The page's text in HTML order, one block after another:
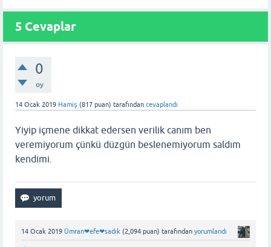
5 Cevaplar
0
oy
14 Ocak 2019 Hamiş (817 puan) tarafından cevaplandı
Yiyip içmene dikkat edersen verilik canım ben
veremiyorum çünkü düzgün beslenemiyorum saldım
kendimi.
14 Ocak 2019 Ümran❤efe❤sadık (2,094 puan) tarafından yorumlandı